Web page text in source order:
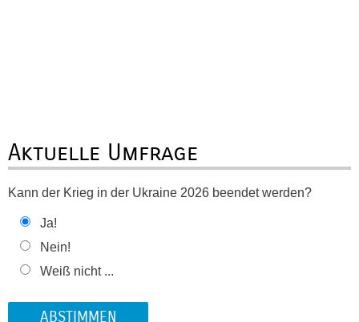
Aktuelle Umfrage
Kann der Krieg in der Ukraine 2026 beendet werden?
Ja!
Nein!
Weiß nicht ...